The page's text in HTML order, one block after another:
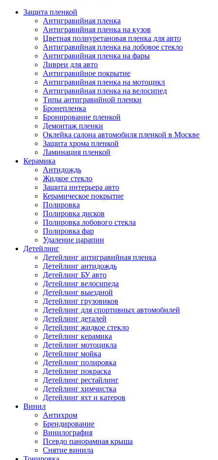
Защита пленкой
Антигравийная пленка
Антигравийная пленка на кузов
Цветная полиуретановая пленка для авто
Антигравийная пленка на лобовое стекло
Антигравийная пленка на фары
Ливреи для авто
Антигравийное покрытие
Антигравийная пленка на мотоцикл
Антигравийная пленка на велосипед
Типы антигравийной пленки
Бронепленка
Бронирование пленкой
Демонтаж пленки
Оклейка салона автомобиля пленкой в Москве
Защита хрома пленкой
Ламинация пленкой
Керамика
Антидождь
Жидкое стекло
Защита интерьера авто
Керамическое покрытие
Полировка
Полировка дисков
Полировка лобового стекла
Полировка фар
Удаление царапин
Детейлинг
Детейлинг антигравийная пленка
Детейлинг антидождь
Детейлинг БУ авто
Детейлинг велосипеда
Детейлинг выездной
Детейлинг грузовиков
Детейлинг для спортивных автомобилей
Детейлинг деталей
Детейлинг жидкое стекло
Детейлинг керамика
Детейлинг мотоцикла
Детейлинг мойка
Детейлинг полировка
Детейлинг покраска
Детейлинг рестайлинг
Детейлинг химчистка
Детейлинг яхт и катеров
Винил
Антихром
Брендирование
Винилография
Псевдо панорамная крыша
Снятие винила